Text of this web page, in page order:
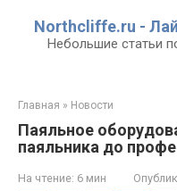
контенту
Northcliffe.ru -
Небольшие статьи
Главная » Новости
Паяльное
паяльника до
На чтение: 6 мин